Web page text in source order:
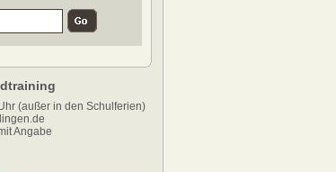
(außer in den Schulferien)
Angabe